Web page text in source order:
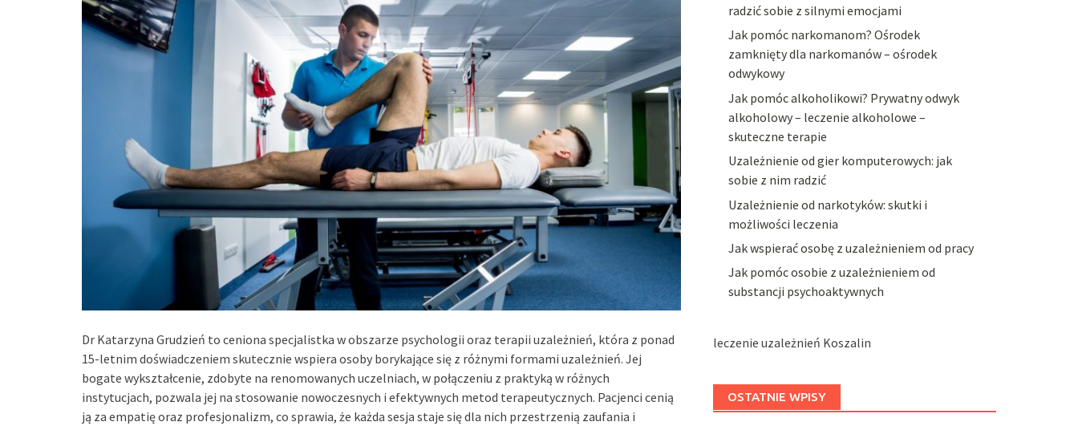
Dr Katarzyna Grudzień to ceniona specjalistka w obszarze psychologii oraz terapii uzależnień, która z ponad
15-letnim doświadczeniem skutecznie wspiera osoby borykające się z różnymi formami uzależnień. Jej
bogate wykształcenie, zdobyte na renomowanych uczelniach, w połączeniu z praktyką w różnych
instytucjach, pozwala jej na stosowanie nowoczesnych i efektywnych metod terapeutycznych. Pacjenci cenią
ją za empatię oraz profesjonalizm, co sprawia, że każda sesja staje się dla nich przestrzenią zaufania i
radzić sobie z silnymi emocjami
Jak pomóc narkomanom? Ośrodek
zamknięty dla narkomanów – ośrodek
odwykowy
Jak pomóc alkoholikowi? Prywatny odwyk
alkoholowy – leczenie alkoholowe –
skuteczne terapie
Uzależnienie od gier komputerowych: jak
sobie z nim radzić
Uzależnienie od narkotyków: skutki i
możliwości leczenia
Jak wspierać osobę z uzależnieniem od pracy
Jak pomóc osobie z uzależnieniem od
substancji psychoaktywnych
leczenie uzależnień Koszalin
OSTATNIE WPISY